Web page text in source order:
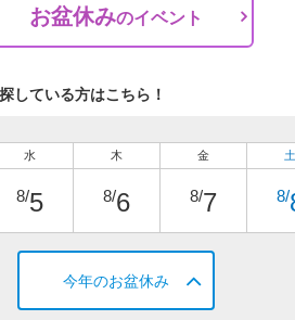
お盆休みのイベント
している方はこちら！
水
8/5
木
8/6
金
8/7
土
8/
今年のお盆休み